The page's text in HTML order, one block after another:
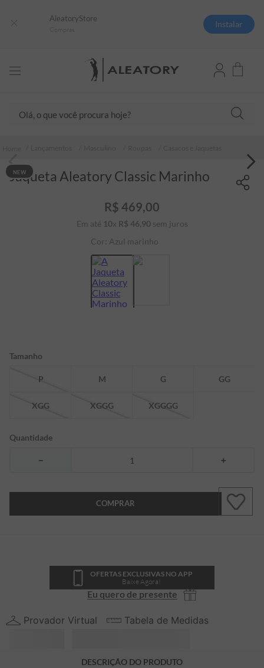
AleatoryStore
Instalar
NEW
Jaqueta Aleatory Classic Marinho
R$ 469,00
Em até 10x R$ 46,90 sem juros
Cor: Azul marinho
Tamanho
P M G GG
XGG XGGG XGGGG
Quantidade
＋
－
COMPRAR
OFERTAS EXCLUSIVAS NO APP
Baixe Agora!
Eu quero de presente
Provador Virtual Tabela de Medidas
DESCRIÇÃO DO PRODUTO
2º
camiseta listrada
4
camiseta
5º
jaqueta
6º